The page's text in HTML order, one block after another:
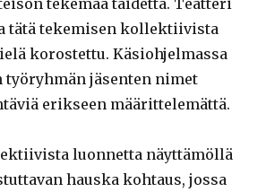
tekemää taidetta. Teatteri
tätä tekemisen kollektiivista
korostettu. Käsiohjelmassa
työryhmän jäsenten nimet
erikseen määrittelemättä.
luonnetta näyttämöllä
hauska kohtaus, jossa